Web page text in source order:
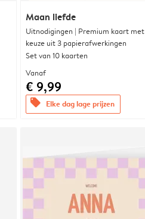
Maan liefde
Uitnodigingen | Premium kaart met
keuze uit 3 papierafwerkingen
Set van 10 kaarten
Vanaf
€ 9,99
offers Elke dag lage prijzen